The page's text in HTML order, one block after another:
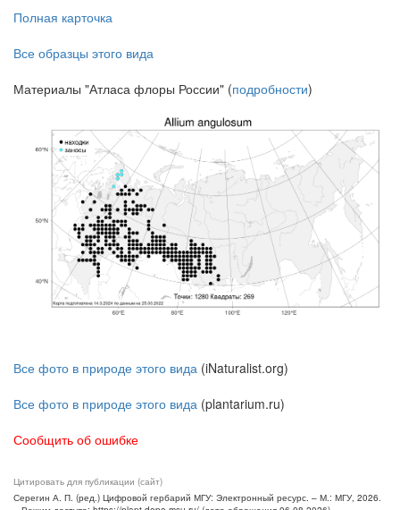
Полная карточка
Все образцы этого вида
Материалы "Атласа флоры России" (подробности)
Все фото в природе этого вида (iNaturalist.org)
Все фото в природе этого вида (plantarium.ru)
Сообщить об ошибке
Цитировать для публикации (сайт)
Серегин А. П. (ред.) Цифровой гербарий МГУ: Электронный ресурс. – М.: МГУ, 2026.